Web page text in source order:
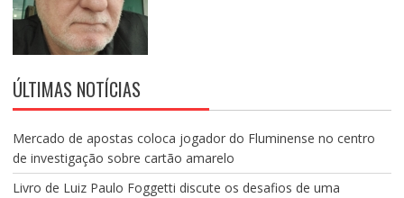
ÚLTIMAS NOTÍCIAS
Mercado de apostas coloca jogador do Fluminense no centro
de investigação sobre cartão amarelo
Livro de Luiz Paulo Foggetti discute os desafios de uma